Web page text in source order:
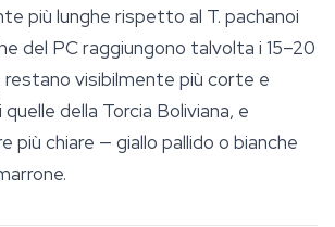
più lunghe rispetto al T. pachanoi
del PC raggiungono talvolta i 15–20
restano visibilmente più corte e
della Torcia Boliviana, e
più chiare — giallo pallido o bianche